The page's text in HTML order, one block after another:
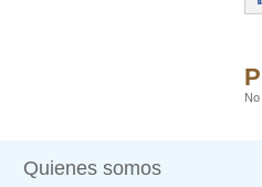
Quienes somos